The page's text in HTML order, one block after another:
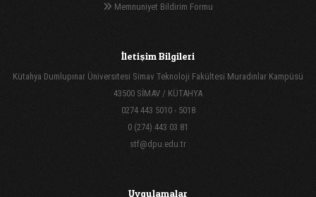
Memnuniyet Bildirim Formu
İletişim Bilgileri
Kütahya Dumlupınar Üniversitesi Simav Teknoloji Fakültesi Muradınlar Kampüsü
43500 SİMAV / KÜTAHYA
0274 443 5010 - 5018
0 (274) 443 03 81
stf@dpu.edu.tr
Uygulamalar